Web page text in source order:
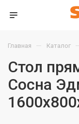
Главная — Каталог
Стол
Сосна